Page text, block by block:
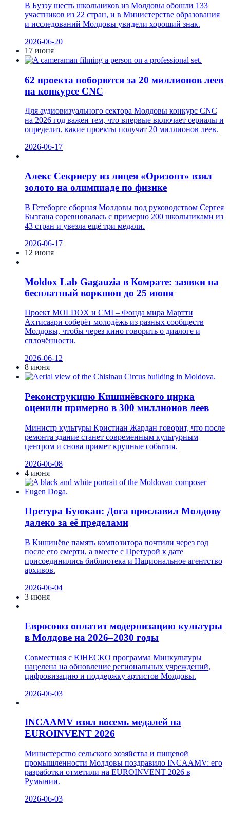
В Бузэу шесть школьников из Молдовы обошли 133
участников из 22 стран, и в Министерстве образования
и исследований Молдовы увидели хороший знак.
2026-06-20
17 июня
62 проекта поборются за 20 миллионов леев
на конкурсе CNC
Для аудиовизуального сектора Молдовы конкурс CNC
на 2026 год важен тем, что впервые включает сериалы и
определит, какие проекты получат 20 миллионов леев.
2026-06-17
Алекс Секриеру из лицея «Оризонт» взял
золото на олимпиаде по физике
В Гетеборге сборная Молдовы под руководством Сергея
Бызгана соревновалась с примерно 200 школьниками из
43 стран и увезла ещё три медали.
2026-06-17
12 июня
Moldox Lab Gagauzia в Комрате: заявки на
бесплатный воркшоп до 25 июня
Проект MOLDOX и CMI – Фонда мира Мартти
Ахтисаари соберёт молодёжь из разных сообществ
Молдовы, чтобы через кино говорить о диалоге и
сплочённости.
2026-06-12
8 июня
Реконструкцию Кишинёвского цирка
оценили примерно в 300 миллионов леев
Министр культуры Кристиан Жардан говорит, что после
ремонта здание станет современным культурным
центром и снова примет крупные события.
2026-06-08
4 июня
Претура Буюкан: Дога прославил Молдову
далеко за её пределами
В Кишинёве память композитора почтили через год
после его смерти, а вместе с Претурой к дате
присоединились библиотека и Национальное агентство
архивов.
2026-06-04
3 июня
Евросоюз оплатит модернизацию культуры
в Молдове на 2026–2030 годы
Совместная с ЮНЕСКО программа Минкультуры
нацелена на обновление региональных учреждений,
цифровизацию и поддержку артистов Молдовы.
2026-06-03
INCAAMV взял восемь медалей на
EUROINVENT 2026
Министерство сельского хозяйства и пищевой
промышленности Молдовы поздравило INCAAMV: его
разработки отметили на EUROINVENT 2026 в
Румынии.
2026-06-03